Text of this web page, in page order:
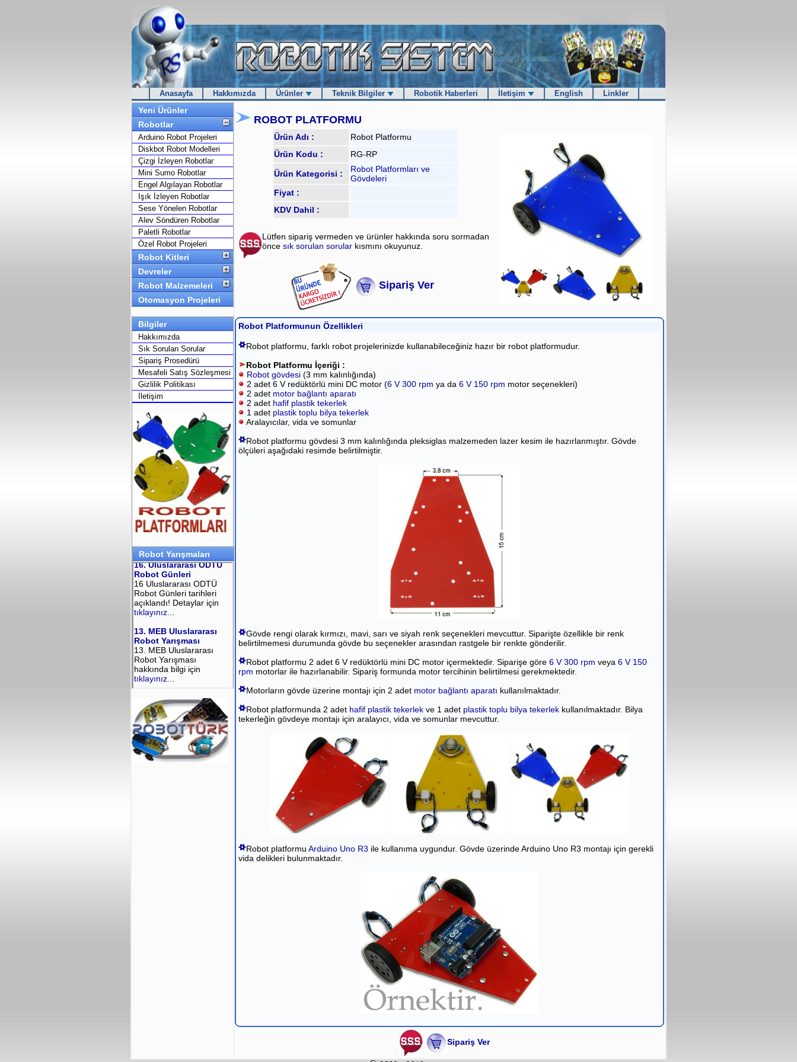
Anasayfa Hakkımızda Ürünler Teknik Bilgiler Robotik Haberleri İletişim English Linkler
Yeni Ürünler
Robotlar
Arduino Robot Projeleri
Diskbot Robot Modelleri
Çizgi İzleyen Robotlar
Mini Sumo Robotlar
Engel Algılayan Robotlar
Işık İzleyen Robotlar
Sese Yönelen Robotlar
Alev Söndüren Robotlar
Paletli Robotlar
Özel Robot Projeleri
Robot Kitleri
Devreler
Robot Malzemeleri
Otomasyon Projeleri
Bilgiler
Hakkımızda
Sık Sorulan Sorular
Sipariş Prosedürü
Mesafeli Satış Sözleşmesi
Gizlilik Politikası
İletişim
Robot Yarışmaları
ROBOT PLATFORMU
Ürün Adı :
Robot Platformu
Ürün Kodu :
RG-RP
Ürün Kategorisi :
Robot Platformları ve
Gövdeleri
Fiyat :
KDV Dahil :
Lütfen sipariş vermeden ve ürünler hakkında soru sormadan
önce sık sorulan sorular kısmını okuyunuz.
Sipariş Ver
Robot Platformunun Özellikleri
Robot platformu, farklı robot projelerinizde kullanabileceğiniz hazır bir robot platformudur.
Robot Platformu İçeriği :
Robot gövdesi (3 mm kalınlığında)
2 adet 6 V redüktörlü mini DC motor (6 V 300 rpm ya da 6 V 150 rpm motor seçenekleri)
2 adet motor bağlantı aparatı
2 adet hafif plastik tekerlek
1 adet plastik toplu bilya tekerlek
Aralayıcılar, vida ve somunlar
Robot platformu gövdesi 3 mm kalınlığında pleksiglas malzemeden lazer kesim ile hazırlanmıştır. Gövde
ölçüleri aşağıdaki resimde belirtilmiştir.
Gövde rengi olarak kırmızı, mavi, sarı ve siyah renk seçenekleri mevcuttur. Siparişte özellikle bir renk
belirtilmemesi durumunda gövde bu seçenekler arasından rastgele bir renkte gönderilir.
Robot platformu 2 adet 6 V redüktörlü mini DC motor içermektedir. Siparişe göre 6 V 300 rpm veya 6 V 150
rpm motorlar ile hazırlanabilir. Sipariş formunda motor tercihinin belirtilmesi gerekmektedir.
Motorların gövde üzerine montajı için 2 adet motor bağlantı aparatı kullanılmaktadır.
Robot platformunda 2 adet hafif plastik tekerlek ve 1 adet plastik toplu bilya tekerlek kullanılmaktadır. Bilya
tekerleğin gövdeye montajı için aralayıcı, vida ve somunlar mevcuttur.
Robot platformu Arduino Uno R3 ile kullanıma uygundur. Gövde üzerinde Arduino Uno R3 montajı için gerekli
vida delikleri bulunmaktadır.
Sipariş Ver